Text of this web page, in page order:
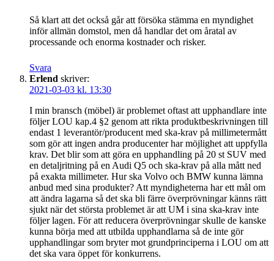
Så klart att det också går att försöka stämma en myndighet
inför allmän domstol, men då handlar det om åratal av
processande och enorma kostnader och risker.
Svara
Erlend skriver:
2021-03-03 kl. 13:30
I min bransch (möbel) är problemet oftast att upphandlare inte
följer LOU kap.4 §2 genom att rikta produktbeskrivningen till
endast 1 leverantör/producent med ska-krav på millimetermått
som gör att ingen andra producenter har möjlighet att uppfylla
krav. Det blir som att göra en upphandling på 20 st SUV med
en detaljritning på en Audi Q5 och ska-krav på alla mått ned
på exakta millimeter. Hur ska Volvo och BMW kunna lämna
anbud med sina produkter? Att myndigheterna har ett mål om
att ändra lagarna så det ska bli färre överprövningar känns rätt
sjukt när det största problemet är att UM i sina ska-krav inte
följer lagen. För att reducera överprövningar skulle de kanske
kunna börja med att utbilda upphandlarna så de inte gör
upphandlingar som bryter mot grundprinciperna i LOU om att
det ska vara öppet för konkurrens.